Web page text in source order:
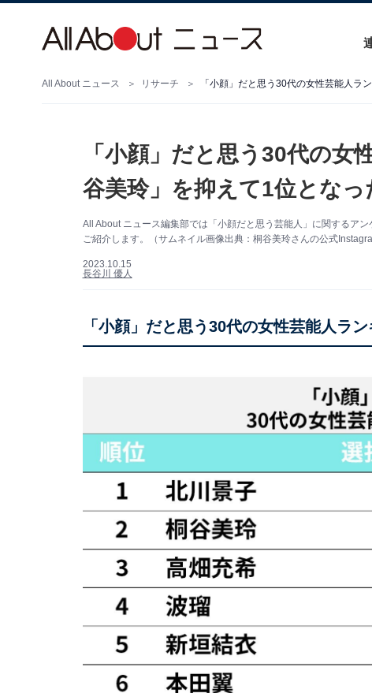
All About ニュース リサーチ 「小顔」だと思う30代の女性芸能人ラ
「小顔」だと思う30代の女
谷美玲」を抑えて1位となっ
All About ニュース編集部では「小顔だと思う芸能人」に関するア
ご紹介します。（サムネイル画像出典：桐谷美玲さんの公式
2023.10.15
長谷川 優人
「小顔」だと思う30代の女性芸能人ラ